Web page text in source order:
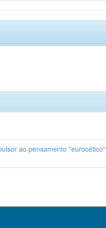
ao pensamento "eurocético"